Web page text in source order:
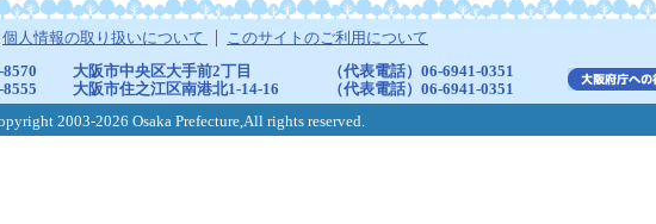
個人情報の取り扱いについて このサイトのご利用について
大阪市中央区大手前2丁目
（代表電話）06-6941-0351
大阪市住之江区南港北1-14-16
（代表電話）06-6941-0351
2003-2026 Osaka Prefecture,All rights reserved.